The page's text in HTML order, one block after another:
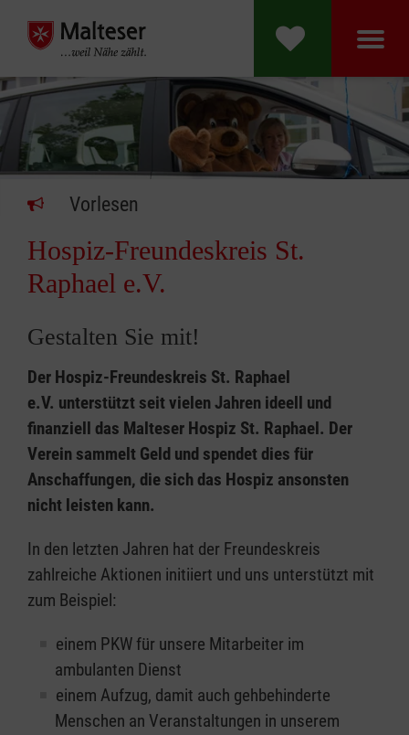
Malteser
Vorlesen
Hospiz-Freundeskreis St.
Raphael e.V.
Gestalten Sie mit!
Der Hospiz-Freundeskreis St. Raphael
e.V. unterstützt seit vielen Jahren ideell und
finanziell das Malteser Hospiz St. Raphael. Der
Verein sammelt Geld und spendet dies für
Anschaffungen, die sich das Hospiz ansonsten
nicht leisten kann.
In den letzten Jahren hat der Freundeskreis
zahlreiche Aktionen initiiert und uns unterstützt mit
zum Beispiel:
einem PKW für unsere Mitarbeiter im
ambulanten Dienst
einem Aufzug, damit auch gehbehinderte
Menschen an Veranstaltungen in unserem